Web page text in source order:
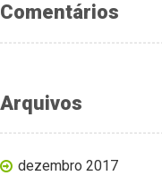
Comentários
Arquivos
dezembro 2017